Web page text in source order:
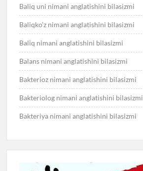
Baliq uni nimani anglatishini bilasizmi
Baliqko’z nimani anglatishini bilasizmi
Baliq nimani anglatishini bilasizmi
Balans nimani anglatishini bilasizmi
Bakterioz nimani anglatishini bilasizmi
Bakteriolog nimani anglatishini bilasizmi
Bakteriya nimani anglatishini bilasizmi